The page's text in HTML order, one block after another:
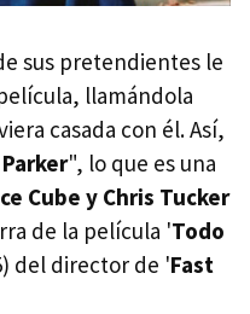
sus pretendientes le
llamándola
casada con él. Así,
", lo que es una
Cube y Chris Tucker
de la película 'Todo
del director de 'Fast